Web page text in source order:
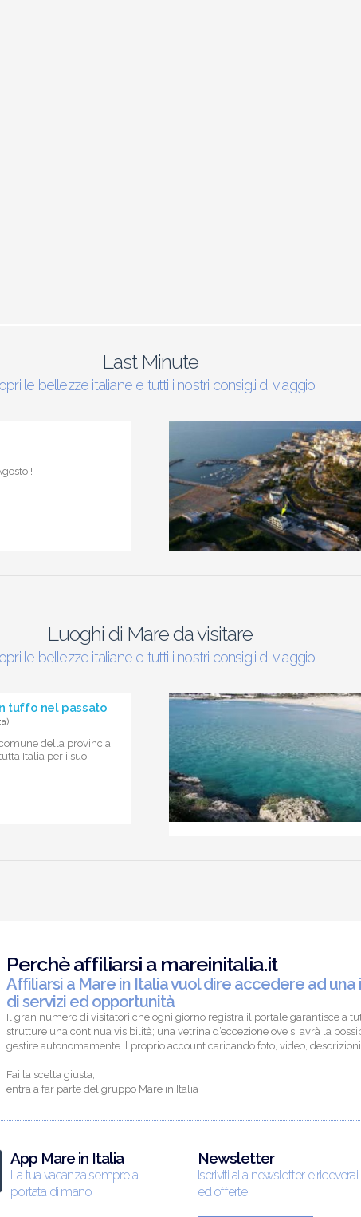
Last Minute
le bellezze italiane e tutti i nostri consigli di viaggio
Luoghi di Mare da visitare
le bellezze italiane e tutti i nostri consigli di viaggio
tuffo nel passato
della provincia
Italia per i suoi
Perchè affiliarsi a mareinitalia.it
Affiliarsi a Mare in Italia vuol dire accedere ad una
di servizi ed opportunità
Il gran numero di visitatori che ogni giorno registra il portale garantisce a
strutture una continua visibilità; una vetrina d’eccezione ove si avrà la
gestire autonomamente il proprio account caricando foto, video,
Fai la scelta giusta,
entra a far parte del gruppo Mare in Italia
App Mare in Italia
La tua vacanza sempre a
portata di mano
Newsletter
Iscriviti alla newsletter e
ed offerte!